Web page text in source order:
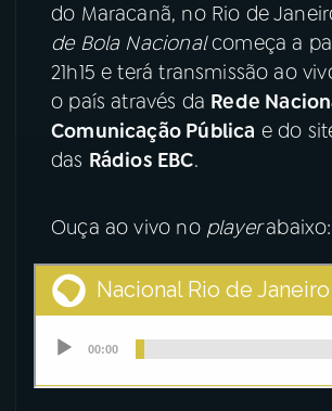
Instagram X
TikTok
do Maracanã, no Rio de
de Bola Nacionalcomeça a
21h15 e terá transmissão ao
o país através da Rede
Comunicação Pública e do
das Rádios EBC.
Ouça ao vivo no playerabaixo: